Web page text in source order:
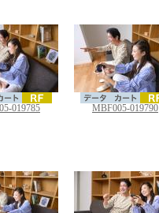
019785 MBF005-019790